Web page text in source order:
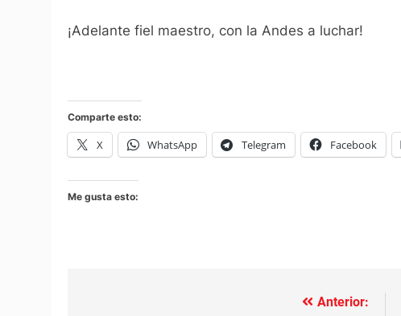
¡Adelante fiel maestro, con la Andes a luchar!
Comparte esto:
X WhatsApp Telegram Facebook
Me gusta esto:
Anterior: